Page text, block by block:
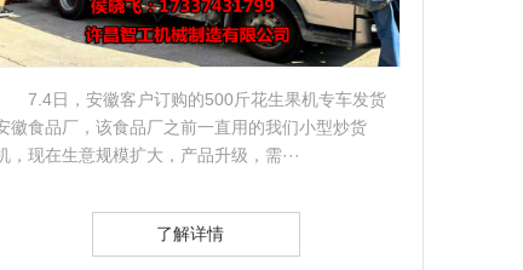
7.4日，安徽客户订购的500斤花生果机专车发货
徽食品厂，该食品厂之前一直用的我们小型炒货
，现在生意规模扩大，产品升级，需···
了解详情